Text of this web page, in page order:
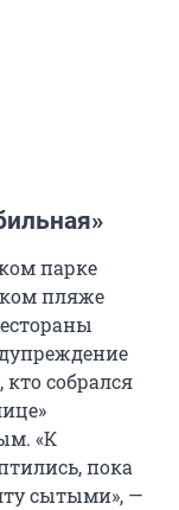
парке
пляже
собрался
«К
пока
сытыми», —